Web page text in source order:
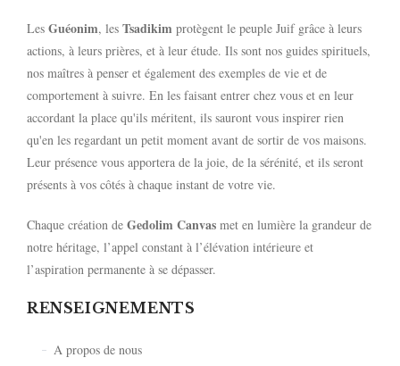
Les Guéonim, les Tsadikim protègent le peuple Juif grâce à leurs
actions, à leurs prières, et à leur étude. Ils sont nos guides spirituels,
nos maîtres à penser et également des exemples de vie et de
comportement à suivre. En les faisant entrer chez vous et en leur
accordant la place qu'ils méritent, ils sauront vous inspirer rien
qu'en les regardant un petit moment avant de sortir de vos maisons.
Leur présence vous apportera de la joie, de la sérénité, et ils seront
présents à vos côtés à chaque instant de votre vie.
Chaque création de Gedolim Canvas met en lumière la grandeur de
notre héritage, l’appel constant à l’élévation intérieure et
l’aspiration permanente à se dépasser.
RENSEIGNEMENTS
A propos de nous